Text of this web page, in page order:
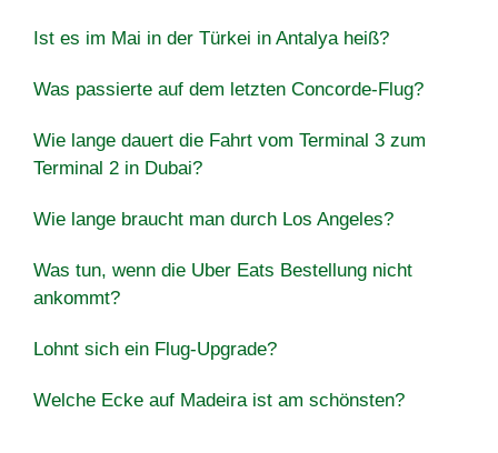
Ist es im Mai in der Türkei in Antalya heiß?
Was passierte auf dem letzten Concorde-Flug?
Wie lange dauert die Fahrt vom Terminal 3 zum
Terminal 2 in Dubai?
Wie lange braucht man durch Los Angeles?
Was tun, wenn die Uber Eats Bestellung nicht
ankommt?
Lohnt sich ein Flug-Upgrade?
Welche Ecke auf Madeira ist am schönsten?